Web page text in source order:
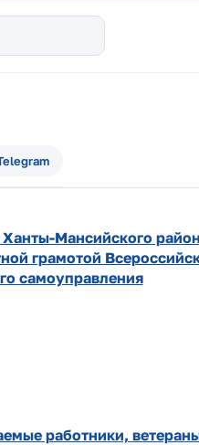
Ханты-Мансийского
грамотой
самоуправления
работники,